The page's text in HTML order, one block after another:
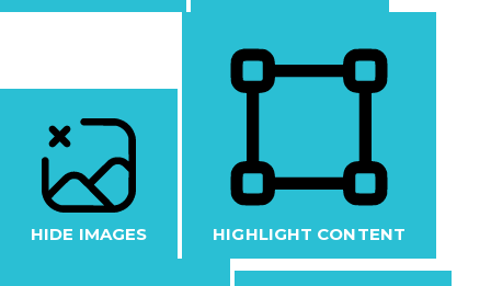
HIDE IMAGES HIGHLIGHT CONTENT